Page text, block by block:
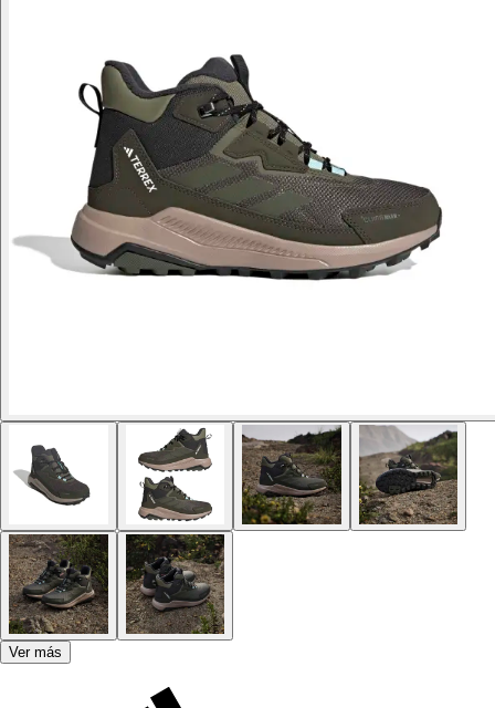
Ver más